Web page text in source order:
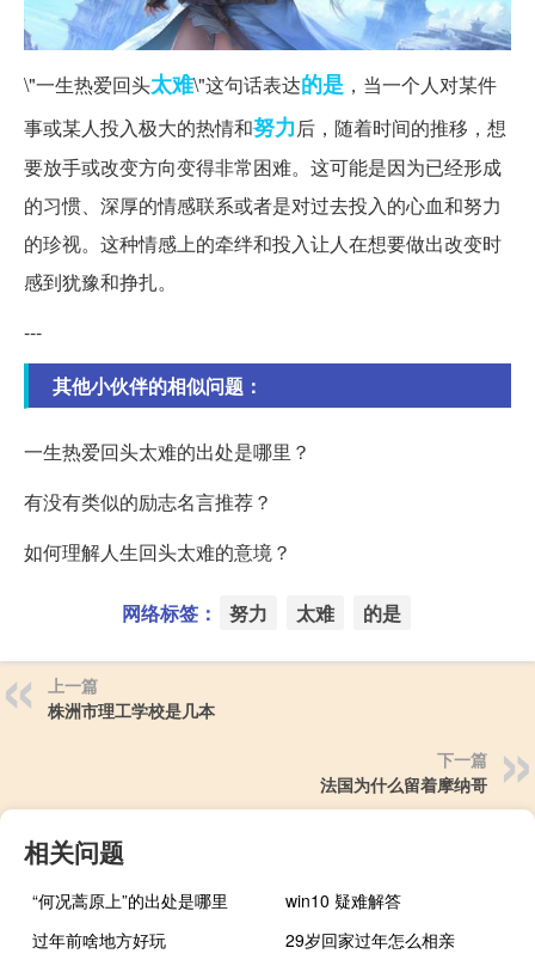
\"一生热爱回头太难\"这句话表达的是 ，当一个人对某件
事或某人投入极大的热情和努力后，随着时间的推移，想
要放手或改变方向变得非常困难。这可能是因为已经形成
的习惯、深厚的情感联系或者是对过去投入的心血和努力
的珍视。这种情感上的牵绊和投入让人在想要做出改变时
感到犹豫和挣扎。
---
其他小伙伴的相似问题：
一生热爱回头太难的出处是哪里？
有没有类似的励志名言推荐？
如何理解人生回头太难的意境？
网络标签： 努力 太难 的是
上一篇
株洲市理工学校是几本
下一篇
法国为什么留着摩纳哥
相关问题
“何况蒿原上”的出处是哪里
win10 疑难解答
过年前啥地方好玩
29岁回家过年怎么相亲